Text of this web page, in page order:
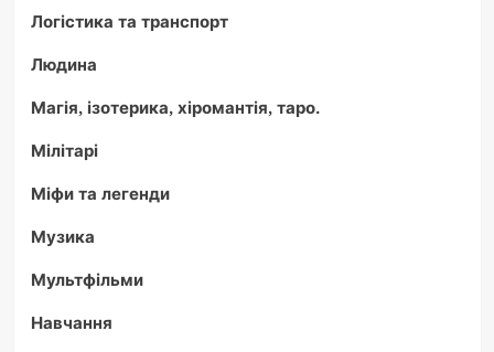
Логістика та транспорт
Людина
Магія, ізотерика, хіромантія, таро.
Мілітарі
Міфи та легенди
Музика
Мультфільми
Навчання